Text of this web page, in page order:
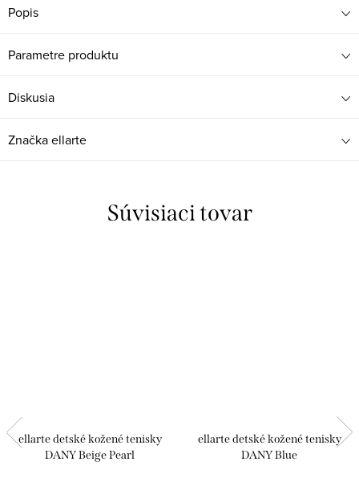
Popis
Parametre produktu
Diskusia
Značkaellarte
Súvisiaci tovar
ellarte detské kožené tenisky
DANY Beige Pearl
ellarte detské kožené tenisky
DANY Blue